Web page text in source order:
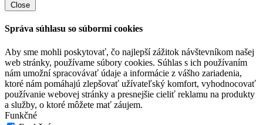
Close
Správa súhlasu so súbormi cookies
Aby sme mohli poskytovať, čo najlepší zážitok návštevníkom našej
web stránky, používame súbory cookies. Súhlas s ich používaním
nám umožní spracovávať údaje a informácie z vášho zariadenia,
ktoré nám pomáhajú zlepšovať užívateľský komfort, vyhodnocovať
používanie webovej stránky a presnejšie cieliť reklamu na produkty
a služby, o ktoré môžete mať záujem.
Funkčné